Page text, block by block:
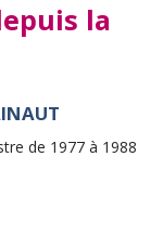
la
de 1977 à 1988